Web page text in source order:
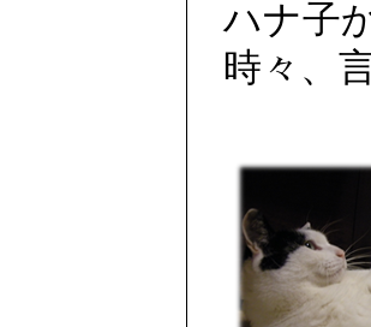
ハナ子
時々、